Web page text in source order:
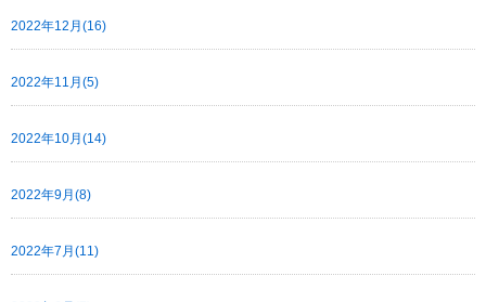
2022年12月(16)
2022年11月(5)
2022年10月(14)
2022年9月(8)
2022年7月(11)